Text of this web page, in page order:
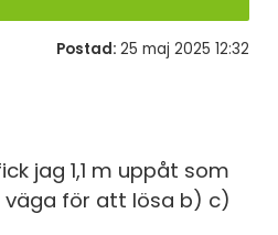
Postad: 25 maj 2025 12:32
jag 1,1 m uppåt som
väga för att lösa b) c)
Biologi
Teknik & Bygg
Engelska